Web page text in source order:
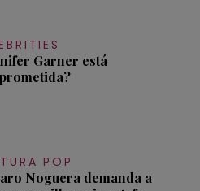
Garner está
POP
Noguera demanda a